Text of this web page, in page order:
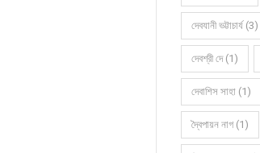
দেবযানী ভট্টাচার্য (3)
দেবশ্রী দে (1)
দেবাশিস সাহা (1)
দ্বৈপায়ন নাগ (1)